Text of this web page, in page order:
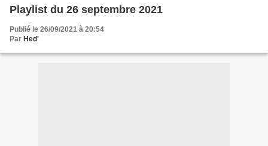
Playlist du 26 septembre 2021
Publié le 26/09/2021 à 20:54
Par Hed'